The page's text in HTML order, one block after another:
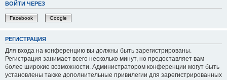
ВОЙТИ ЧЕРЕЗ
Facebook Google
РЕГИСТРАЦИЯ
Для входа на конференцию вы должны быть зарегистрированы.
Регистрация занимает всего несколько минут, но предоставляет вам
более широкие возможности. Администратором конференции могут быть
установлены также дополнительные привилегии для зарегистрированных